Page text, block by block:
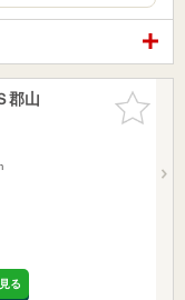
お気に入
りに追加
郡山
る